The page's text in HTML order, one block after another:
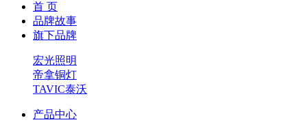
首 页
品牌故事
旗下品牌
宏光照明
帝拿铜灯
TAVIC泰沃
产品中心